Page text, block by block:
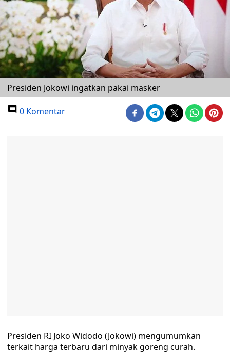
Presiden Jokowi ingatkan pakai masker
0 Komentar
Presiden RI Joko Widodo (Jokowi) mengumumkan
terkait harga terbaru dari minyak goreng curah.